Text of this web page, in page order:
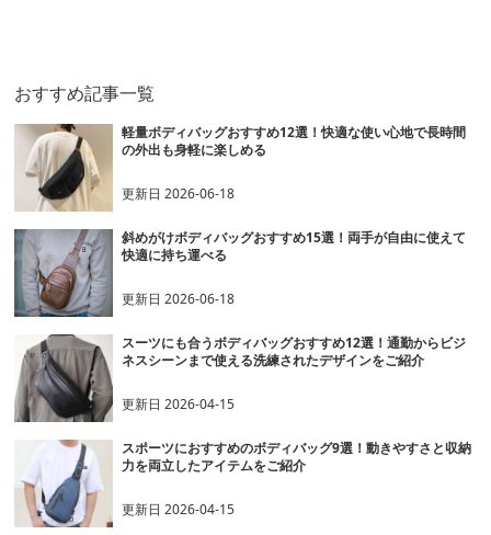
おすすめ記事一覧
軽量ボディバッグおすすめ12選！快適な使い心地で長時間
の外出も身軽に楽しめる
更新日2026-06-18
斜めがけボディバッグおすすめ15選！両手が自由に使えて
快適に持ち運べる
更新日2026-06-18
スーツにも合うボディバッグおすすめ12選！通勤からビジ
ネスシーンまで使える洗練されたデザインをご紹介
更新日2026-04-15
スポーツにおすすめのボディバッグ9選！動きやすさと収納
力を両立したアイテムをご紹介
更新日2026-04-15